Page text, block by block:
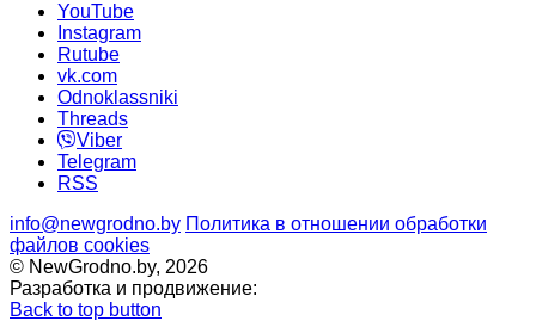
YouTube
Instagram
Rutube
vk.com
Odnoklassniki
Threads
Viber
Telegram
RSS
info@newgrodno.by Политика в отношении обработки
файлов cookies
© NewGrodno.by, 2026
Разработка и продвижение:
Back to top button